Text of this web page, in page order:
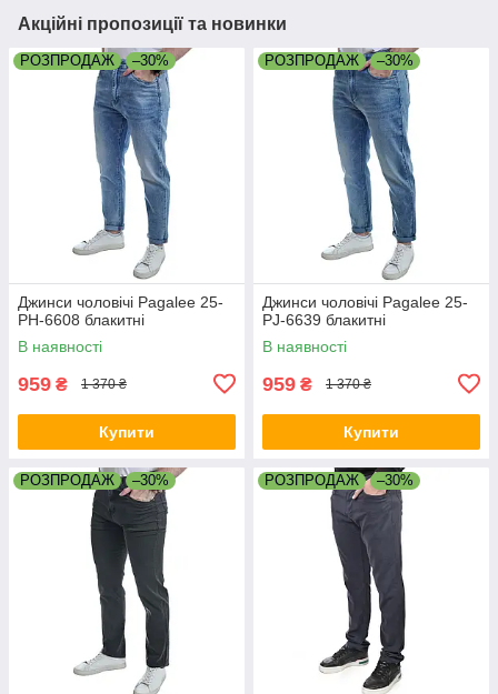
Акційні пропозиції та новинки
РОЗПРОДАЖ –30%
Джинси чоловічі Pagalee 25-
PH-6608 блакитні
В наявності
959 ₴ 1 370 ₴
Купити
РОЗПРОДАЖ –30%
Джинси чоловічі Pagalee 25-
PJ-6639 блакитні
В наявності
959 ₴ 1 370 ₴
Купити
РОЗПРОДАЖ –30% РОЗПРОДАЖ –30%